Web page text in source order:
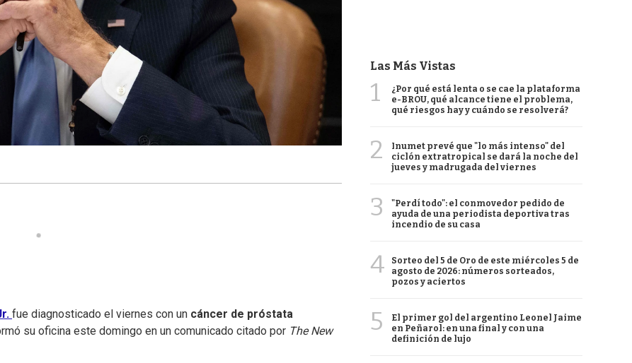
fue diagnosticado el viernes con un cáncer de próstata
su oficina este domingo en un comunicado citado por The New
Las Más Vistas
1
¿Por qué está lenta o se cae la plataforma
e-BROU, qué alcance tiene el problema,
qué riesgos hay y cuándo se resolverá?
2
Inumet prevé que "lo más intenso" del
ciclón extratropical se dará la noche del
jueves y madrugada del viernes
3
"Perdí todo": el conmovedor pedido de
ayuda de una periodista deportiva tras
incendio de su casa
4
Sorteo del 5 de Oro de este miércoles 5 de
agosto de 2026: números sorteados,
pozos y aciertos
5
El primer gol del argentino Leonel Jaime
en Peñarol: en una final y con una
definición de lujo